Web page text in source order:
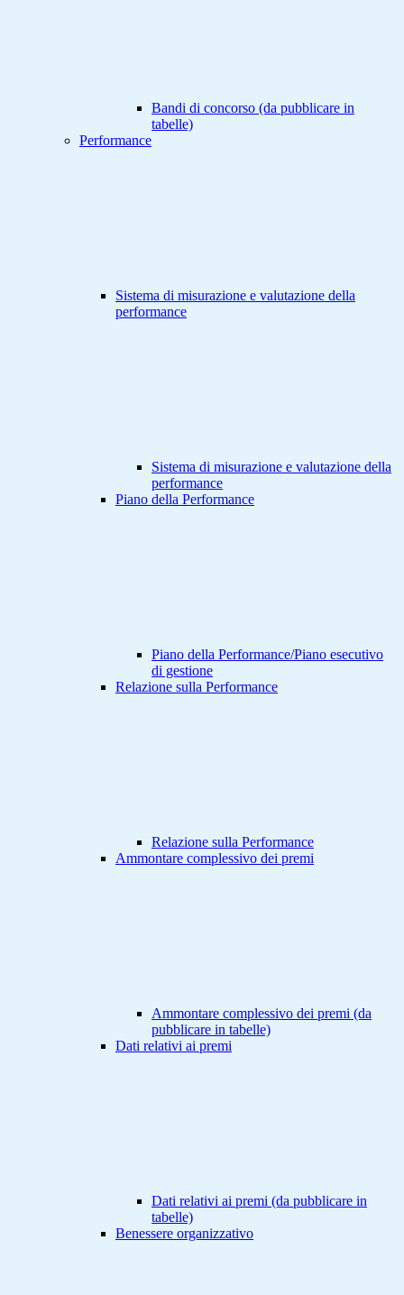
Bandi di concorso (da pubblicare in
tabelle)
Performance
Sistema di misurazione e valutazione della
performance
Sistema di misurazione e valutazione della
performance
Piano della Performance
Piano della Performance/Piano esecutivo
di gestione
Relazione sulla Performance
Relazione sulla Performance
Ammontare complessivo dei premi
Ammontare complessivo dei premi (da
pubblicare in tabelle)
Dati relativi ai premi
Dati relativi ai premi (da pubblicare in
tabelle)
Benessere organizzativo